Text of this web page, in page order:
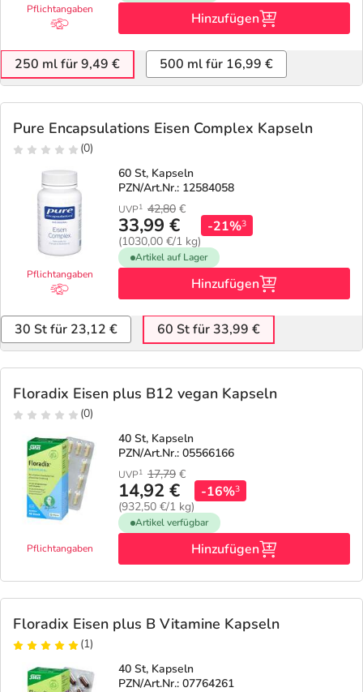
Pflichtangaben
Hinzufügen
250 ml für 9,49 € 500 ml für 16,99 €
Pure Encapsulations Eisen Complex Kapseln
(0)
Pflichtangaben
60 St, Kapseln
PZN/Art.Nr.: 12584058
UVP1 42,80 €
33,99 €
(1030,00 €/1 kg)
-21%3
Artikel auf Lager
Hinzufügen
30 St für 23,12 € 60 St für 33,99 €
Floradix Eisen plus B12 vegan Kapseln
(0)
Pflichtangaben
40 St, Kapseln
PZN/Art.Nr.: 05566166
UVP1 17,79 €
14,92 €
(932,50 €/1 kg)
-16%3
Artikel verfügbar
Hinzufügen
Floradix Eisen plus B Vitamine Kapseln
(1)
40 St, Kapseln
PZN/Art.Nr.: 07764261